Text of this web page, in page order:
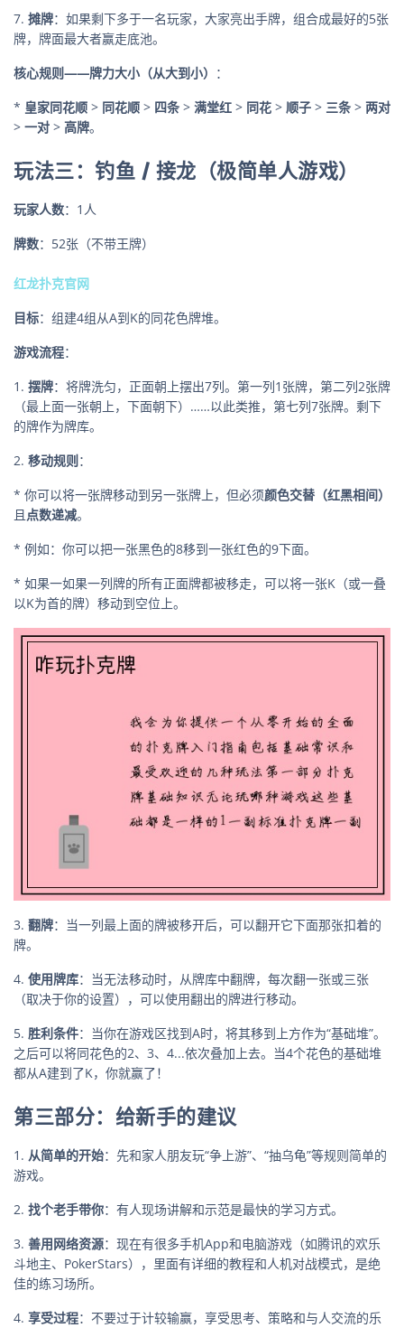
7. 摊牌：如果剩下多于一名玩家，大家亮出手牌，组合成最好的5张
牌，牌面最大者赢走底池。
核心规则——牌力大小（从大到小） ：
* 皇家同花顺 > 同花顺 > 四条 > 满堂红 > 同花 > 顺子 > 三条 > 两对
> 一对 > 高牌。
玩法三：钓鱼 / 接龙（极简单人游戏）
玩家人数：1人
牌数：52张（不带王牌）
红龙扑克官网
目标：组建4组从A到K的同花色牌堆。
游戏流程：
1. 摆牌：将牌洗匀，正面朝上摆出7列。第一列1张牌，第二列2张牌
（最上面一张朝上，下面朝下）……以此类推，第七列7张牌。剩下
的牌作为牌库。
2. 移动规则：
* 你可以将一张牌移动到另一张牌上，但必须颜色交替（红黑相间）
且 点数递减。
* 例如：你可以把一张黑色的8移到一张红色的9下面。
* 如果一如果一列牌的所有正面牌都被移走，可以将一张K（或一叠
以K为首的牌）移动到空位上。
3. 翻牌：当一列最上面的牌被移开后，可以翻开它下面那张扣着的
牌。
4. 使用牌库：当无法移动时，从牌库中翻牌，每次翻一张或三张
（取决于你的设置），可以使用翻出的牌进行移动。
5. 胜利条件：当你在游戏区找到A时，将其移到上方作为“基础堆”。
之后可以将同花色的2、3、4...依次叠加上去。当4个花色的基础堆
都从A建到了K，你就赢了！
第三部分：给新手的建议
1. 从简单的开始：先和家人朋友玩“争上游”、“抽乌龟”等规则简单的
游戏。
2. 找个老手带你：有人现场讲解和示范是最快的学习方式。
3. 善用网络资源：现在有很多手机App和电脑游戏（如腾讯的欢乐
斗地主、PokerStars），里面有详细的教程和人机对战模式，是绝
佳的练习场所。
4. 享受过程：不要过于计较输赢，享受思考、策略和与人交流的乐